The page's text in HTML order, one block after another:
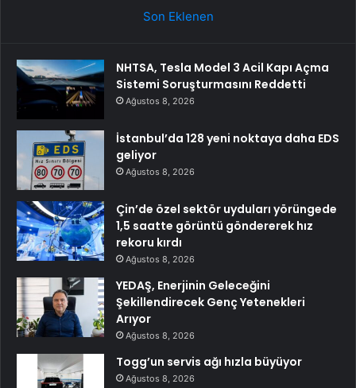
Son Eklenen
NHTSA, Tesla Model 3 Acil Kapı Açma
Sistemi Soruşturmasını Reddetti
Ağustos 8, 2026
İstanbul’da 128 yeni noktaya daha EDS
geliyor
Ağustos 8, 2026
Çin’de özel sektör uyduları yörüngede
1,5 saatte görüntü göndererek hız
rekoru kırdı
Ağustos 8, 2026
YEDAŞ, Enerjinin Geleceğini
Şekillendirecek Genç Yetenekleri
Arıyor
Ağustos 8, 2026
Togg’un servis ağı hızla büyüyor
Ağustos 8, 2026